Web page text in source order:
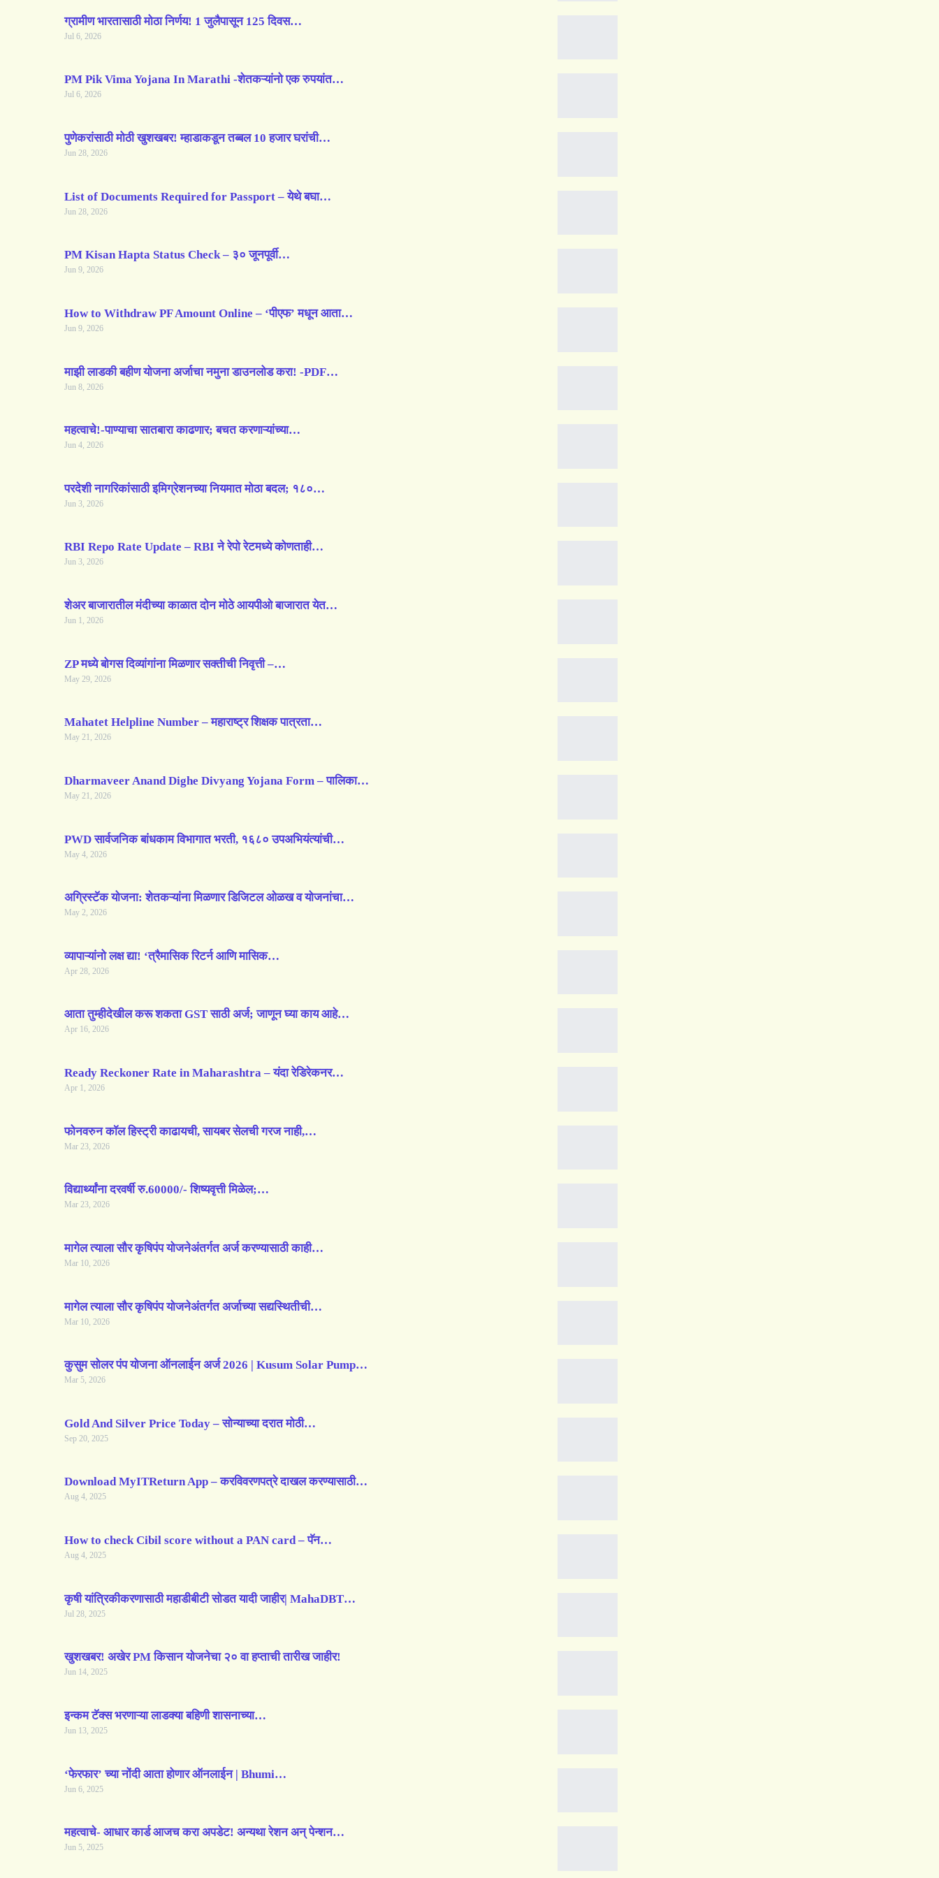
ग्रामीण भारतासाठी मोठा निर्णय! 1 जुलैपासून 125 दिवस…
Jul 6, 2026
PM Pik Vima Yojana In Marathi -शेतकऱ्यांनो एक रुपयांत…
Jul 6, 2026
पुणेकरांसाठी मोठी खुशखबर! म्हाडाकडून तब्बल 10 हजार घरांची…
Jun 28, 2026
List of Documents Required for Passport – येथे बघा…
Jun 28, 2026
PM Kisan Hapta Status Check – ३० जूनपूर्वी…
Jun 9, 2026
How to Withdraw PF Amount Online – ‘पीएफ’ मधून आता…
Jun 9, 2026
माझी लाडकी बहीण योजना अर्जाचा नमुना डाउनलोड करा! -PDF…
Jun 8, 2026
महत्वाचे!-पाण्याचा सातबारा काढणार; बचत करणाऱ्यांच्या…
Jun 4, 2026
परदेशी नागरिकांसाठी इमिग्रेशनच्या नियमात मोठा बदल; १८०…
Jun 3, 2026
RBI Repo Rate Update – RBI ने रेपो रेटमध्ये कोणताही…
Jun 3, 2026
शेअर बाजारातील मंदीच्या काळात दोन मोठे आयपीओ बाजारात येत…
Jun 1, 2026
ZP मध्ये बोगस दिव्यांगांना मिळणार सक्तीची निवृत्ती –…
May 29, 2026
Mahatet Helpline Number – महाराष्ट्र शिक्षक पात्रता…
May 21, 2026
Dharmaveer Anand Dighe Divyang Yojana Form – पालिका…
May 21, 2026
PWD सार्वजनिक बांधकाम विभागात भरती, १६८० उपअभियंत्यांची…
May 4, 2026
अग्रिस्टॅक योजना: शेतकऱ्यांना मिळणार डिजिटल ओळख व योजनांचा…
May 2, 2026
व्यापाऱ्यांनो लक्ष द्या! ‘त्रैमासिक रिटर्न आणि मासिक…
Apr 28, 2026
आता तुम्हीदेखील करू शकता GST साठी अर्ज; जाणून घ्या काय आहे…
Apr 16, 2026
Ready Reckoner Rate in Maharashtra – यंदा रेडिरेकनर…
Apr 1, 2026
फोनवरुन कॉल हिस्ट्री काढायची, सायबर सेलची गरज नाही,…
Mar 23, 2026
विद्यार्थ्यांना दरवर्षी रु.60000/- शिष्यवृत्ती मिळेल;…
Mar 23, 2026
मागेल त्याला सौर कृषिपंप योजनेअंतर्गत अर्ज करण्यासाठी काही…
Mar 10, 2026
मागेल त्याला सौर कृषिपंप योजनेअंतर्गत अर्जाच्या सद्यस्थितीची…
Mar 10, 2026
कुसुम सोलर पंप योजना ऑनलाईन अर्ज 2026 | Kusum Solar Pump…
Mar 5, 2026
Gold And Silver Price Today – सोन्याच्या दरात मोठी…
Sep 20, 2025
Download MyITReturn App – करविवरणपत्रे दाखल करण्यासाठी…
Aug 4, 2025
How to check Cibil score without a PAN card – पॅन…
Aug 4, 2025
कृषी यांत्रिकीकरणासाठी महाडीबीटी सोडत यादी जाहीर| MahaDBT…
Jul 28, 2025
खुशखबर! अखेर PM किसान योजनेचा २० वा हप्ताची तारीख जाहीर!
Jun 14, 2025
इन्कम टॅक्स भरणाऱ्या लाडक्या बहिणी शासनाच्या…
Jun 13, 2025
‘फेरफार’ च्या नोंदी आता होणार ऑनलाईन | Bhumi…
Jun 6, 2025
महत्वाचे- आधार कार्ड आजच करा अपडेट! अन्यथा रेशन अन् पेन्शन…
Jun 5, 2025